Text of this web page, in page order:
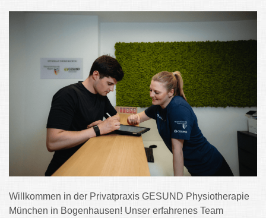
Willkommen in der Privatpraxis GESUND Physiotherapie
München in Bogenhausen! Unser erfahrenes Team